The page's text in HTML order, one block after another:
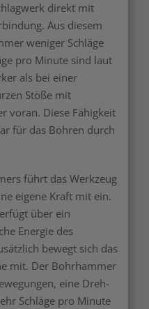
direkt mit
Aus diesem
weniger Schläge
pro Minute sind laut
als bei einer
Stöße mit
voran. Diese Fähigkeit
für das Bohren durch
führt das Werkzeug
eigene Kraft mit ein.
über ein
Energie des
bewegt sich das
mit. Der Bohrhammer
eine Dreh-
Schläge pro Minute